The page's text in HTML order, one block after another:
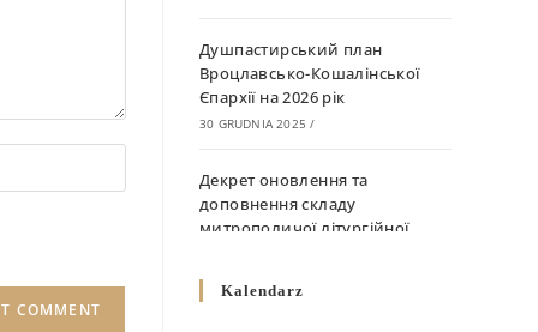
Душпастирський план
Вроцлавсько-Кошалінської
Єпархії на 2026 рік
30 GRUDNIA 2025 /
Декрет оновлення та
доповнення складу
митрополичої літургійної
10 GRUDNIA 2025
Kalendarz